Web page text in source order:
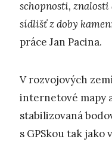
schopnosti,
sídlišť z doby
práce Jan Pacina.
V rozvojových
internetové mapy
stabilizovaná
s GPSkou tak jako